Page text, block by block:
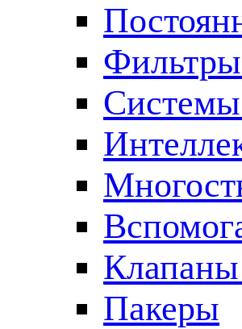
Фильтры
Пакеры